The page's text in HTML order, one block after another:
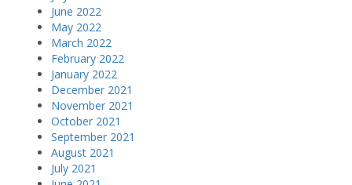
June 2022
May 2022
March 2022
February 2022
January 2022
December 2021
November 2021
October 2021
September 2021
August 2021
July 2021